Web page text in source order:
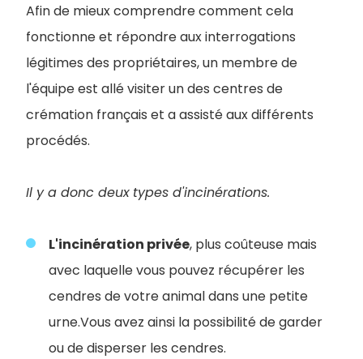
Afin de mieux comprendre comment cela
fonctionne et répondre aux interrogations
légitimes des propriétaires, un membre de
l'équipe est allé visiter un des centres de
crémation français et a assisté aux différents
procédés.
Il y a donc deux types d'incinérations.
L'incinération privée, plus coûteuse mais
avec laquelle vous pouvez récupérer les
cendres de votre animal dans une petite
urne.Vous avez ainsi la possibilité de garder
ou de disperser les cendres.